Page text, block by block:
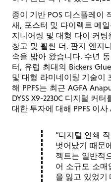
종이 기반 POS 디스플레이
새, 포스터 및 다이렉트 메
지니어링 및 대형 다이 커
창고 및 훨씬 더. 판지 엔지
속을 밟아 왔습니다. 수년
터, 유럽 최대의 Bickers
및 대형 라미네이팅 기술이
해 PPFS는 최근 AGFA
DYSS X9-2230C 디지털 커
대한 투자에 대해 PPFS 이
디지털 인쇄
벗어났기 때문
젝트는 일반적
어 소규모 소매
을 잃고 있었기